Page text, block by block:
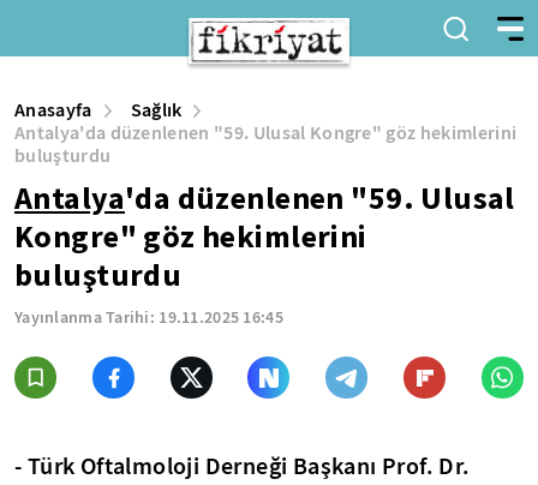
Anasayfa
Sağlık
Antalya'da düzenlenen "59. Ulusal Kongre" göz hekimlerini
buluşturdu
Antalya'da düzenlenen "59. Ulusal
Kongre" göz hekimlerini
buluşturdu
Yayınlanma Tarihi: 19.11.2025 16:45
- Türk Oftalmoloji Derneği Başkanı Prof. Dr.